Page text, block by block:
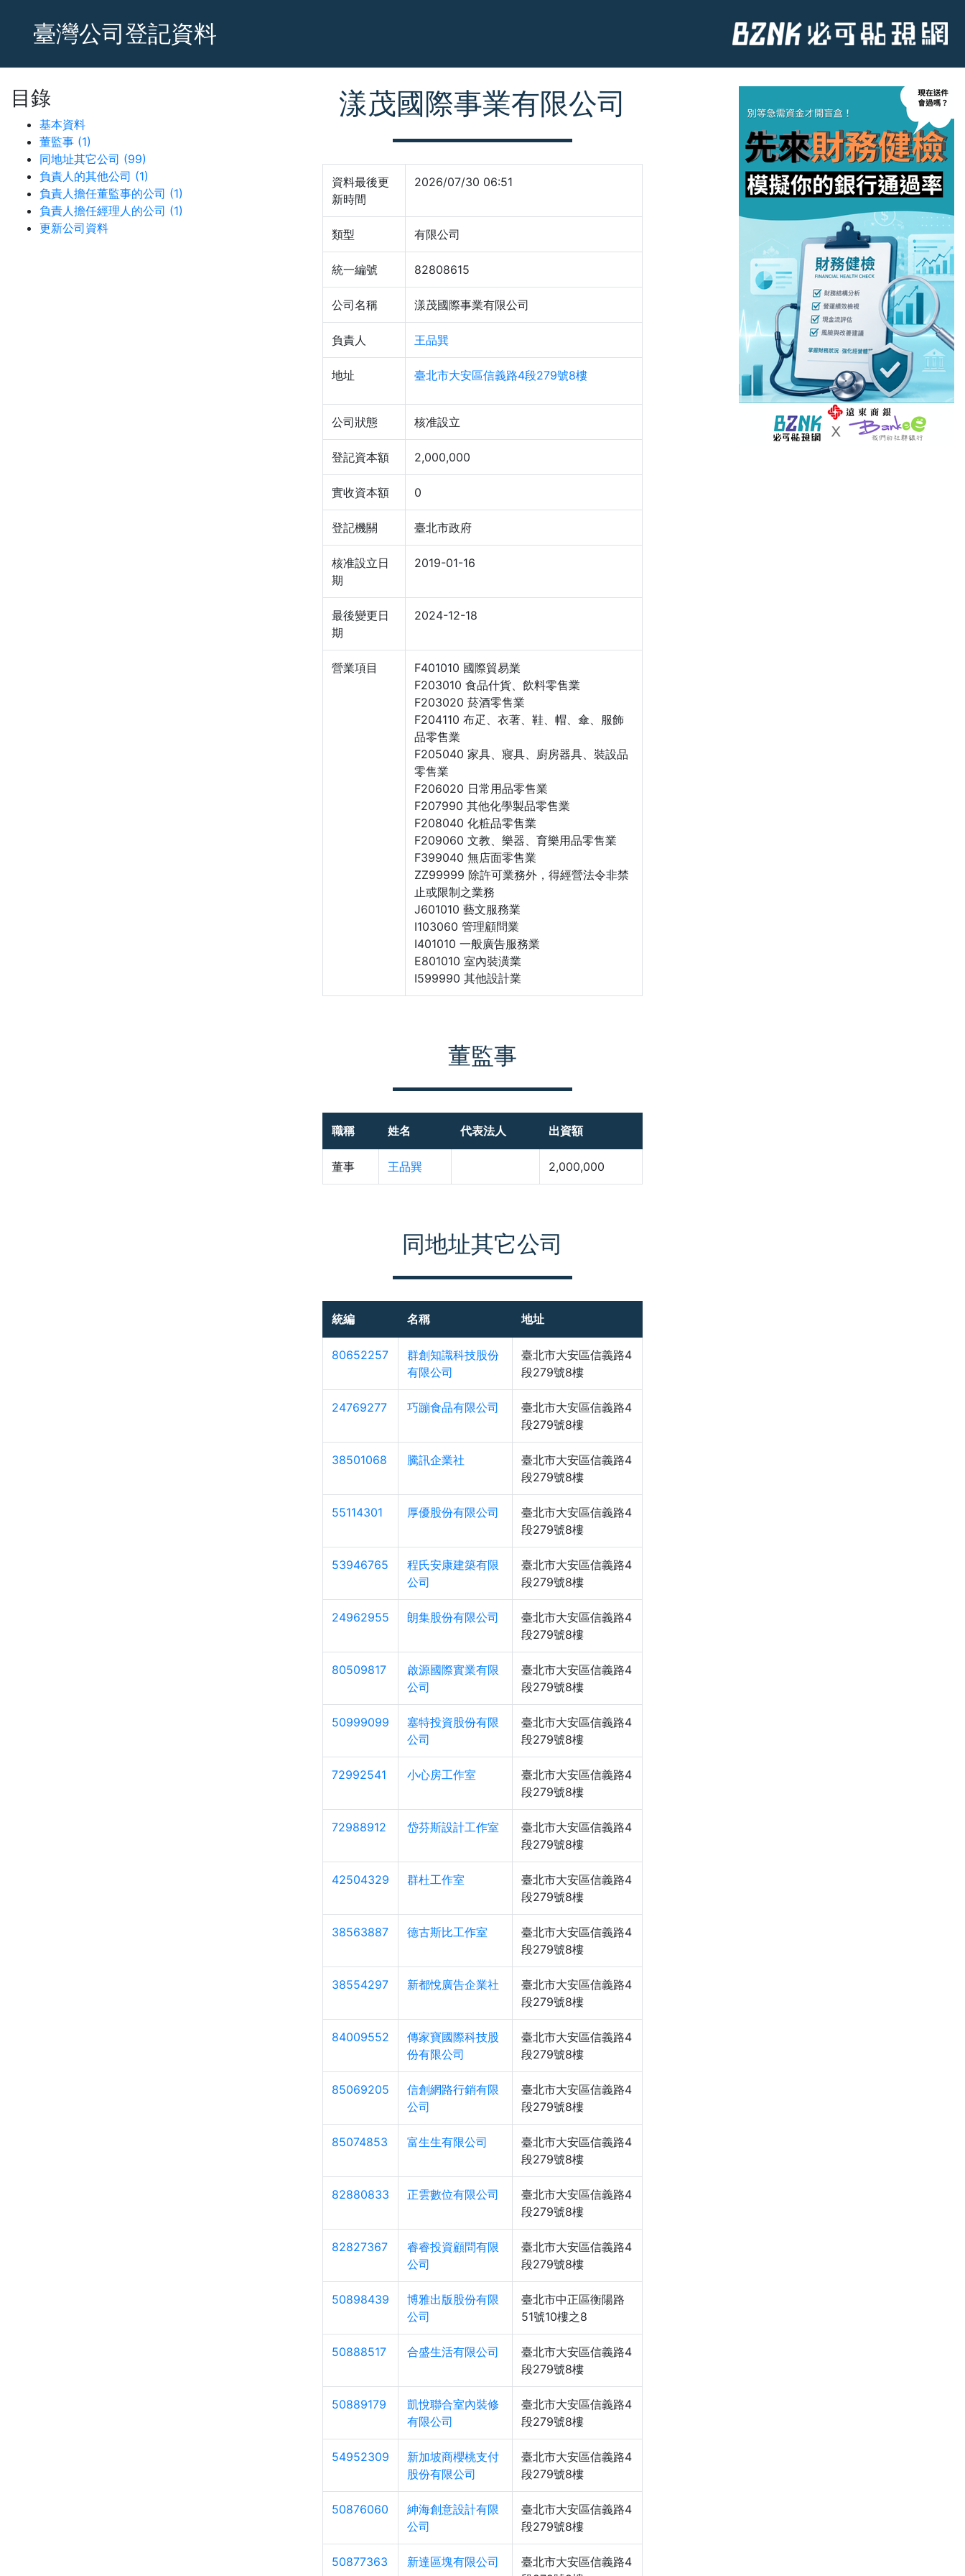
臺灣公司登記資料
目錄
基本資料
董監事 (1)
同地址其它公司 (99)
負責人的其他公司 (1)
負責人擔任董監事的公司 (1)
負責人擔任經理人的公司 (1)
更新公司資料
漾茂國際事業有限公司
資料最後更
新時間
2026/07/30 06:51
類型 有限公司
統一編號 82808615
公司名稱 漾茂國際事業有限公司
負責人 王品巽
地址 臺北市大安區信義路4段279號8樓
公司狀態 核准設立
登記資本額 2,000,000
實收資本額 0
登記機關 臺北市政府
核准設立日
期
2019-01-16
最後變更日
期
2024-12-18
營業項目
F401010 國際貿易業
F203010 食品什貨、飲料零售業
F203020 菸酒零售業
F204110 布疋、衣著、鞋、帽、傘、服飾
品零售業
F205040 家具、寢具、廚房器具、裝設品
零售業
F206020 日常用品零售業
F207990 其他化學製品零售業
F208040 化粧品零售業
F209060 文教、樂器、育樂用品零售業
F399040 無店面零售業
ZZ99999 除許可業務外，得經營法令非禁
止或限制之業務
J601010 藝文服務業
I103060 管理顧問業
I401010 一般廣告服務業
E801010 室內裝潢業
I599990 其他設計業
董監事
職稱 姓名 代表法人 出資額
董事 王品巽 2,000,000
同地址其它公司
統編 名稱 地址
80652257
群創知識科技股份
有限公司
臺北市大安區信義路4
段279號8樓
24769277 巧蹦食品有限公司
臺北市大安區信義路4
段279號8樓
38501068 騰訊企業社
臺北市大安區信義路4
段279號8樓
55114301 厚優股份有限公司
臺北市大安區信義路4
段279號8樓
53946765
程氏安康建築有限
公司
臺北市大安區信義路4
段279號8樓
24962955 朗集股份有限公司
臺北市大安區信義路4
段279號8樓
80509817
啟源國際實業有限
公司
臺北市大安區信義路4
段279號8樓
50999099
塞特投資股份有限
公司
臺北市大安區信義路4
段279號8樓
72992541 小心房工作室
臺北市大安區信義路4
段279號8樓
72988912 岱芬斯設計工作室
臺北市大安區信義路4
段279號8樓
42504329 群杜工作室
臺北市大安區信義路4
段279號8樓
38563887 德古斯比工作室
臺北市大安區信義路4
段279號8樓
38554297 新都悅廣告企業社
臺北市大安區信義路4
段279號8樓
84009552
傳家寶國際科技股
份有限公司
臺北市大安區信義路4
段279號8樓
85069205
信創網路行銷有限
公司
臺北市大安區信義路4
段279號8樓
85074853 富生生有限公司
臺北市大安區信義路4
段279號8樓
82880833 正雲數位有限公司
臺北市大安區信義路4
段279號8樓
82827367
睿睿投資顧問有限
公司
臺北市大安區信義路4
段279號8樓
50898439
博雅出版股份有限
公司
臺北市中正區衡陽路
51號10樓之8
50888517 合盛生活有限公司
臺北市大安區信義路4
段279號8樓
50889179
凱悅聯合室內裝修
有限公司
臺北市大安區信義路4
段279號8樓
54952309
新加坡商櫻桃支付
股份有限公司
臺北市大安區信義路4
段279號8樓
50876060
紳海創意設計有限
公司
臺北市大安區信義路4
段279號8樓
50877363 新達區塊有限公司
臺北市大安區信義路4